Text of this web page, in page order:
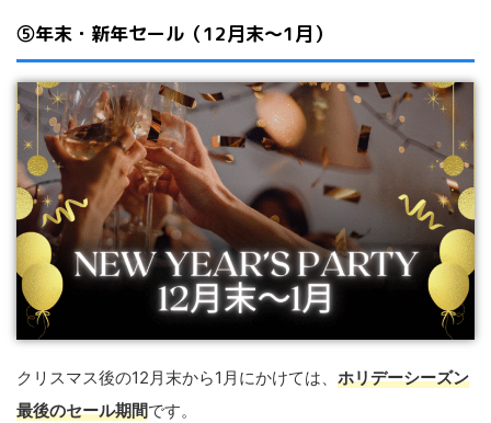
⑤年末・新年セール（12月末〜1月）
クリスマス後の12月末から1月にかけては、 ホリデーシーズン
最後のセール期間です。